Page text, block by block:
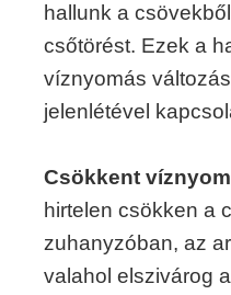
hallunk a
csőtörést. Ezek a
víznyomás
jelenlétével
Csökkent
hirtelen csökken a
zuhanyzóban, az
valahol elszivárog